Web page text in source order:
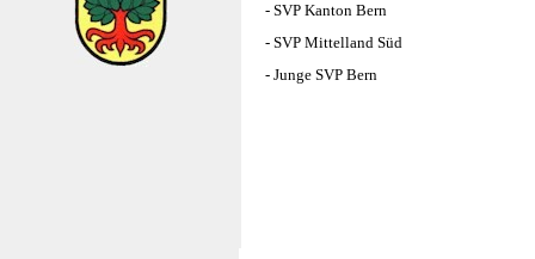
- SVP Kanton Bern
- SVP Mittelland Süd
- Junge SVP Bern